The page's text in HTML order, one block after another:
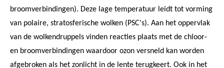
broomverbindingen). Deze lage temperatuur leidt tot vorming
van polaire, stratosferische wolken (PSC's). Aan het oppervlak
van de wolkendruppels vinden reacties plaats met de chloor-
en broomverbindingen waardoor ozon versneld kan worden
afgebroken als het zonlicht in de lente terugkeert. Ook in het